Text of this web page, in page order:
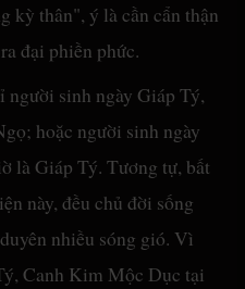
kỳ thân", ý là cần cẩn thận
đại phiền phức.
người sinh ngày Giáp Tý,
hoặc người sinh ngày
là Giáp Tý. Tương tự, bất
này, đều chủ đời sống
nhiều sóng gió. Vì
Canh Kim Mộc Dục tại